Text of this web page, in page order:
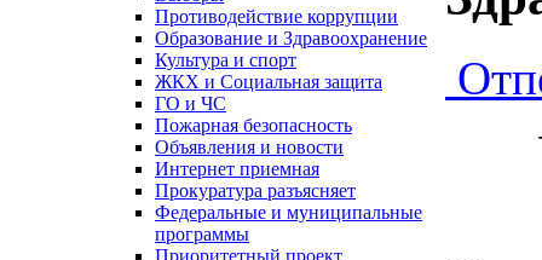
Противодействие коррупции
Образование и Здравоохранение
Культура и спорт
ЖКХ и Социальная защита
ГО и ЧС
Пожарная безопасность
Объявления и новости
Интернет приемная
Прокуратура разъясняет
Федеральные и муниципальные
программы